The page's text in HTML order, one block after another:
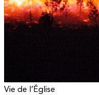
Vie de l’Église